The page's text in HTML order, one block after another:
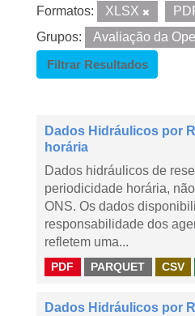
Formatos: XLSX
Grupos:
Avaliação da
Filtrar Resultados
Dados Hidráulicos por
horária
Dados hidráulicos de
periodicidade horária,
ONS. Os dados
responsabilidade dos
refletem uma...
PDF PARQUET CSV
Dados Hidráulicos por